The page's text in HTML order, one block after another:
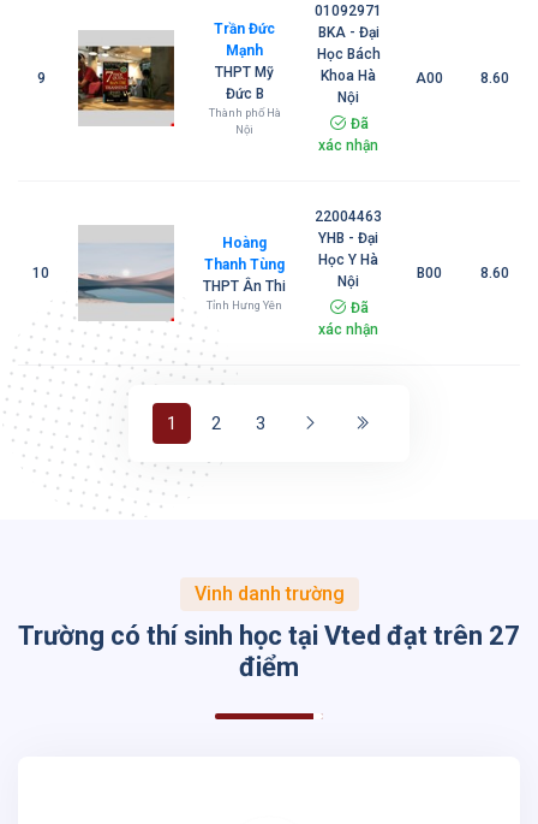
9
Trần Đức
Mạnh
THPT Mỹ
Đức B
Thành phố Hà
Nội
01092971
BKA - Đại
Học Bách
Khoa Hà
Nội
Đã
xác nhận
A00 8.60
10
Hoàng
Thanh Tùng
THPT Ân Thi
Tỉnh Hưng Yên
22004463
YHB - Đại
Học Y Hà
Nội
Đã
xác nhận
B00 8.60
1 2 3
Vinh danh trường
Trường có thí sinh học tại Vted đạt trên 27
điểm